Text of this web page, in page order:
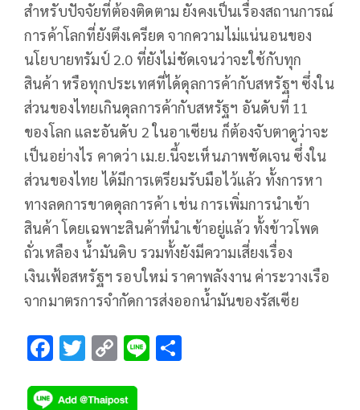
สำหรับปัจจัยที่ต้องติดตาม ยังคงเป็นเรื่องสถานการณ์
การค้าโลกที่ยังตึงเครียด จากความไม่แน่นอนของ
นโยบายทรัมป์ 2.0 ที่ยังไม่ชัดเจนว่าจะใช้กับทุก
สินค้า หรือทุกประเทศที่ได้ดุลการค้ากับสหรัฐฯ ซึ่งใน
ส่วนของไทยเกินดุลการค้ากับสหรัฐฯ อันดับที่ 11
ของโลก และอันดับ 2 ในอาเซียน ก็ต้องจับตาดูว่าจะ
เป็นอย่างไร คาดว่า เม.ย.นี้จะเห็นภาพชัดเจน ซึ่งใน
ส่วนของไทย ได้มีการเตรียมรับมือไว้แล้ว ทั้งการหา
ทางลดการขาดดุลการค้า เช่น การเพิ่มการนำเข้า
สินค้า โดยเฉพาะสินค้าที่นำเข้าอยู่แล้ว ทั้งข้าวโพด
ถั่วเหลือง น้ำมันดิบ รวมทั้งยังมีความเสี่ยงเรื่อง
เงินเฟ้อสหรัฐฯ รอบใหม่ ราคาพลังงาน ค่าระวางเรือ
จากมาตรการจำกัดการส่งออกน้ำมันของรัสเซีย
F
e
T
tt
C
p
Li